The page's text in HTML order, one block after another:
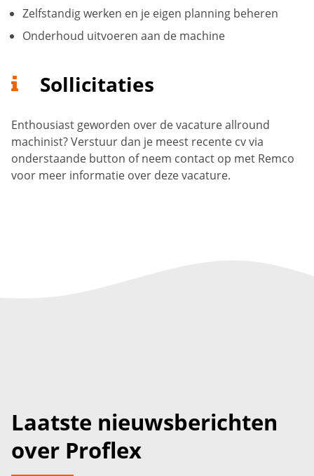
Zelfstandig werken en je eigen planning beheren
Onderhoud uitvoeren aan de machine
Sollicitaties
Enthousiast geworden over de vacature allround
machinist? Verstuur dan je meest recente cv via
onderstaande button of neem contact op met Remco
voor meer informatie over deze vacature.
Laatste nieuwsberichten
over Proflex